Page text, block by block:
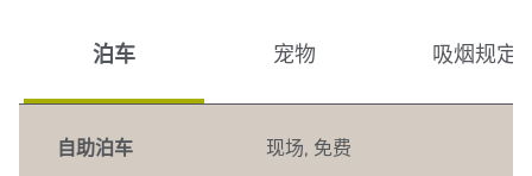
泊车 宠物 吸烟规定
自助泊车 现场, 免费